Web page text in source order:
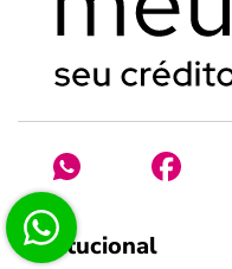
Institucional